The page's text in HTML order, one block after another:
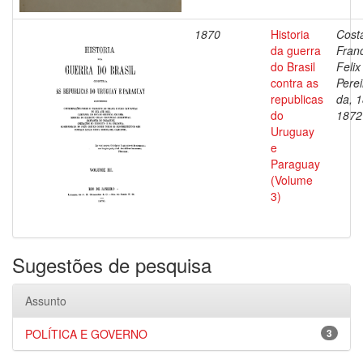
1870
Historia
da guerra
do Brasil
contra as
republicas
do
Uruguay
e
Paraguay
(Volume
3)
Felix
da,
1872
Sugestões de pesquisa
Assunto
3
POLÍTICA E GOVERNO